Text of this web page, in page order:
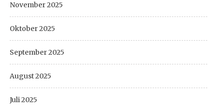
November 2025
Oktober 2025
September 2025
August 2025
Juli 2025